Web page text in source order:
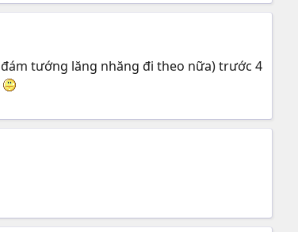
đám tướng lăng nhăng đi theo nữa) trước 4